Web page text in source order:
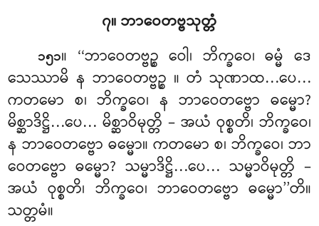
၇။ ဘာဝေတဗ္ဗသုတ္တံ
၁၅၁။ ‘‘ဘာဝေတဗ္ဗဉ္စဝေါ၊ ဘိက္ခဝေ၊ ဓမ္မံ ဒေ
သေဿာမိ န ဘာဝေတဗ္ဗဉ္စ ။ တံ သုဏာထ…ပေ…
ကတမော စ၊ ဘိက္ခဝေ၊ န ဘာဝေတဗ္ဗော ဓမ္မော?
မိစ္ဆာဒိဋ္ဌိ…ပေ… မိစ္ဆာဝိမုတ္တိ – အယံ ဝုစ္စတိ၊ ဘိက္ခဝေ၊
န ဘာဝေတဗ္ဗော ဓမ္မော။ ကတမော စ၊ ဘိက္ခဝေ၊ ဘာ
ဝေတဗ္ဗော ဓမ္မော? သမ္မာဒိဋ္ဌိ…ပေ… သမ္မာဝိမုတ္တိ –
အယံ ဝုစ္စတိ၊ ဘိက္ခဝေ၊ ဘာဝေတဗ္ဗော ဓမ္မော’’တိ။
သတ္တမံ။